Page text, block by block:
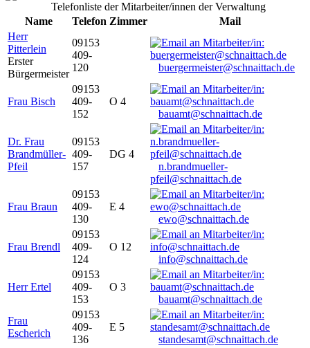
Telefonliste der Mitarbeiter/innen der Verwaltung
Name
Telefon Zimmer
Mail
Herr
Pitterlein
Erster
Bürgermeister
09153
409-
120
buergermeister@schnaittach.de
Frau Bisch
09153
409-
152
O 4
bauamt@schnaittach.de
Dr. Frau
Brandmüller-
Pfeil
09153
409-
157
DG 4
n.brandmueller-
pfeil@schnaittach.de
Frau Braun
09153
409-
130
E 4
ewo@schnaittach.de
Frau Brendl
09153
409-
124
O 12
info@schnaittach.de
Herr Ertel
09153
409-
153
O 3
bauamt@schnaittach.de
Frau
Escherich
09153
409-
136
E 5
standesamt@schnaittach.de